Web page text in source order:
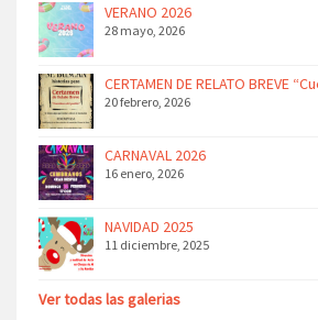
VERANO 2026
28 mayo, 2026
CERTAMEN DE RELATO BREVE
20 febrero, 2026
CARNAVAL 2026
16 enero, 2026
NAVIDAD 2025
11 diciembre, 2025
Ver todas las galerias